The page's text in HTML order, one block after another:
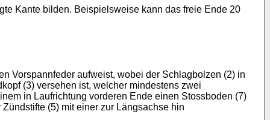
Kante bilden. Beispielsweise kann das freie Ende 20
Vorspannfeder aufweist, wobei der Schlagbolzen (2) in
(3) versehen ist, welcher mindestens zwei
in Laufrichtung vorderen Ende einen Stossboden (7)
(5) mit einer zur Längsachse hin